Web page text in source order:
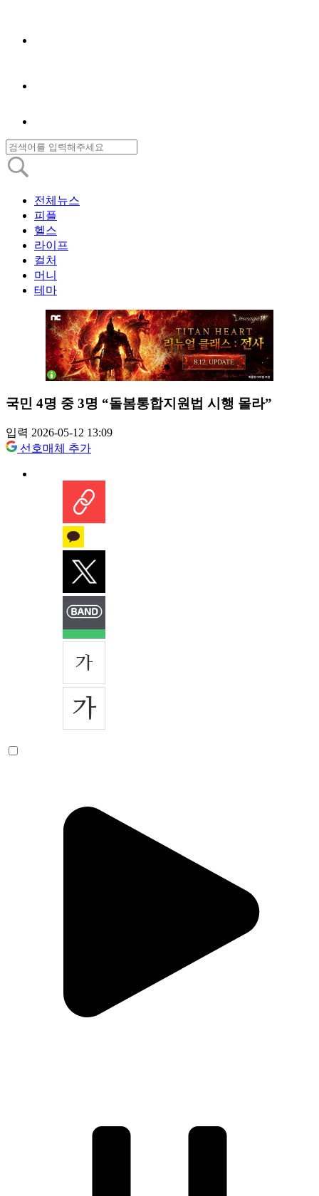
전체뉴스
피플
헬스
라이프
컬처
머니
테마
국민 4명 중 3명 “돌봄통합지원법 시행 몰라”
입력 2026-05-12 13:09
선호매체 추가